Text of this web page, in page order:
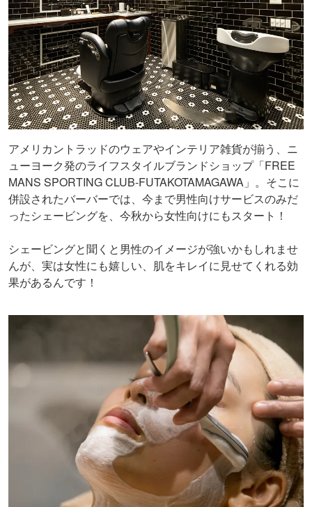
アメリカントラッドのウェアやインテリア雑貨が揃う、ニ
ューヨーク発のライフスタイルブランドショップ「FREE
MANS SPORTING CLUB-FUTAKOTAMAGAWA」。そこに
併設されたバーバーでは、今まで男性向けサービスのみだ
ったシェービングを、今秋から女性向けにもスタート！
シェービングと聞くと男性のイメージが強いかもしれませ
んが、実は女性にも嬉しい、肌をキレイに見せてくれる効
果があるんです！